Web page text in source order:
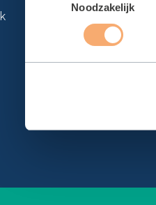
Noodzakelijk